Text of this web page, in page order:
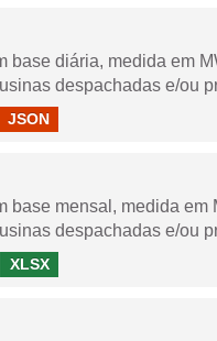
base diária, medida em
despachadas e/ou
JSON
base mensal, medida
despachadas e/ou
XLSX